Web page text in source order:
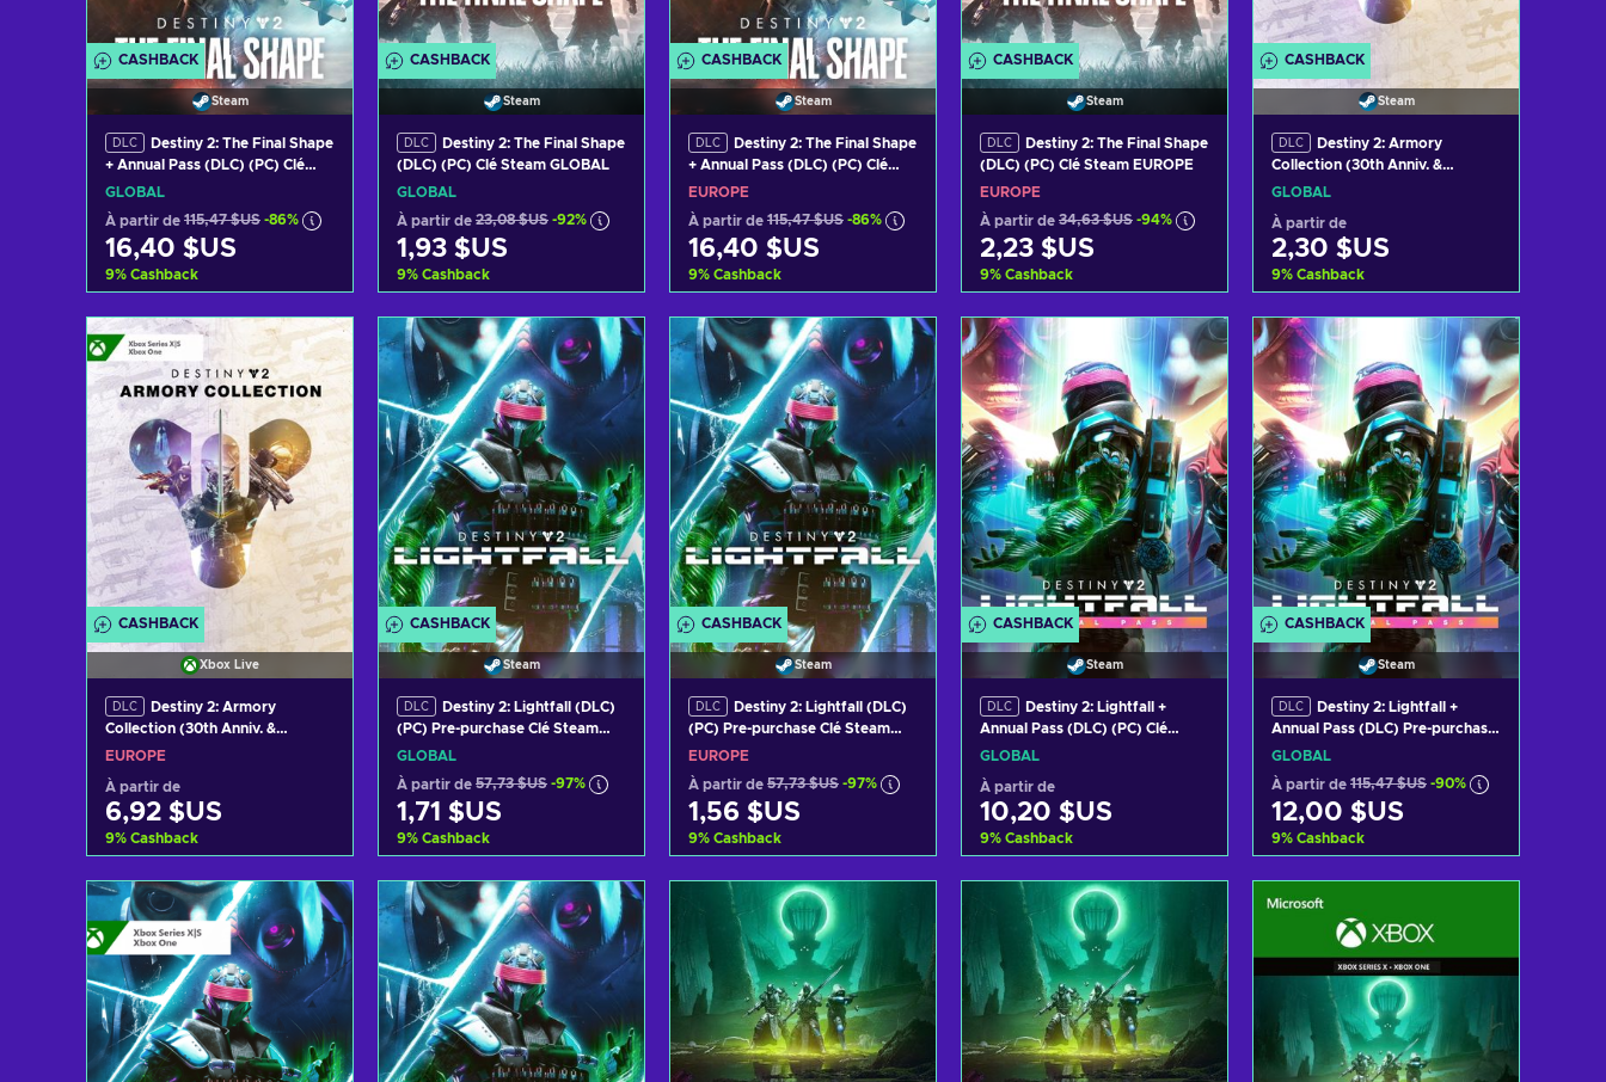
CASHBACK
Steam
DLC
Destiny 2: The Final Shape
+ Annual Pass (DLC) (PC) Clé
Steam GLOBAL
GLOBAL
À partir de 115,47 $US -86%
16,40 $US
9% Cashback
Ajouter au panier
Voir les offres
CASHBACK
Steam
DLC
Destiny 2: The Final Shape
(DLC) (PC) Clé Steam GLOBAL
GLOBAL
À partir de 23,08 $US -92%
1,93 $US
9% Cashback
Ajouter au panier
Voir les offres
CASHBACK
Steam
DLC
Destiny 2: The Final Shape
+ Annual Pass (DLC) (PC) Clé
Steam EUROPE
EUROPE
À partir de 115,47 $US -86%
16,40 $US
9% Cashback
Ajouter au panier
Voir les offres
CASHBACK
Steam
DLC
Destiny 2: The Final Shape
(DLC) (PC) Clé Steam EUROPE
EUROPE
À partir de 34,63 $US -94%
2,23 $US
9% Cashback
Ajouter au panier
Voir les offres
CASHBACK
Steam
DLC
Destiny 2: Armory
Collection (30th Anniv. &
Forsaken Pack) (DLC) (PC)
GLOBAL
À partir de
2,30 $US
9% Cashback
Ajouter au panier
Voir les offres
CASHBACK
Xbox Live
DLC
Destiny 2: Armory
Collection (30th Anniv. &
Forsaken Pack) (DLC) XBOX
EUROPE
À partir de
6,92 $US
9% Cashback
Ajouter au panier
Voir les offres
CASHBACK
Steam
DLC
Destiny 2: Lightfall (DLC)
(PC) Pre-purchase Clé Steam
GLOBAL
GLOBAL
À partir de 57,73 $US -97%
1,71 $US
9% Cashback
Ajouter au panier
Voir les offres
CASHBACK
Steam
DLC
Destiny 2: Lightfall (DLC)
(PC) Pre-purchase Clé Steam
EUROPE
EUROPE
À partir de 57,73 $US -97%
1,56 $US
9% Cashback
Ajouter au panier
Voir les offres
CASHBACK
Steam
DLC
Destiny 2: Lightfall +
Annual Pass (DLC) (PC) Clé
Steam GLOBAL
GLOBAL
À partir de
10,20 $US
9% Cashback
Ajouter au panier
Voir les offres
CASHBACK
Steam
DLC
Destiny 2: Lightfall +
Annual Pass (DLC) Pre-purchase
Steam Key GLOBAL
GLOBAL
À partir de 115,47 $US -90%
12,00 $US
9% Cashback
Voir les offres